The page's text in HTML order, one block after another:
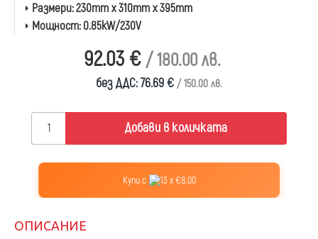
92.03 € / 180.00 лв.
без ДДС: 76.69 € / 150.00 лв.
Размери:230mm x 310mm x 395mm
Мощност:0.85kW/230V
Добави в количката
Купи с 13 x €8.00
ОПИСАНИЕ